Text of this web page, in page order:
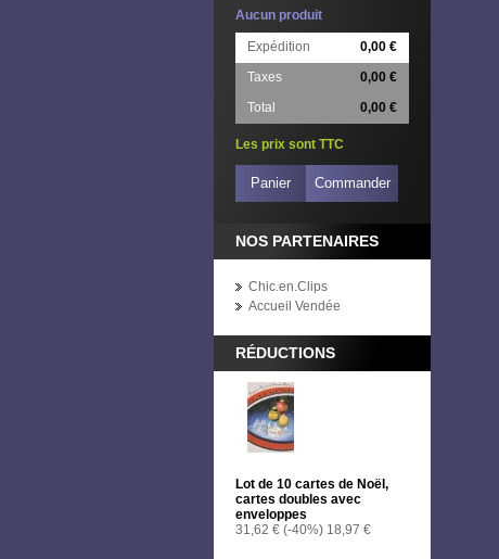
Aucun produit
Expédition
0,00 €
Taxes
0,00 €
Total
0,00 €
Les prix sont TTC
Panier Commander
NOS PARTENAIRES
Chic.en.Clips
Accueil Vendée
RÉDUCTIONS
Lot de 10 cartes de Noël,
cartes doubles avec
enveloppes
31,62 € (-40%) 18,97 €